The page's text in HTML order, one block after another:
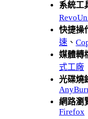
系統工
快捷操
速 、
媒體轉
式工廠
光碟燒
網路瀏
Firefox